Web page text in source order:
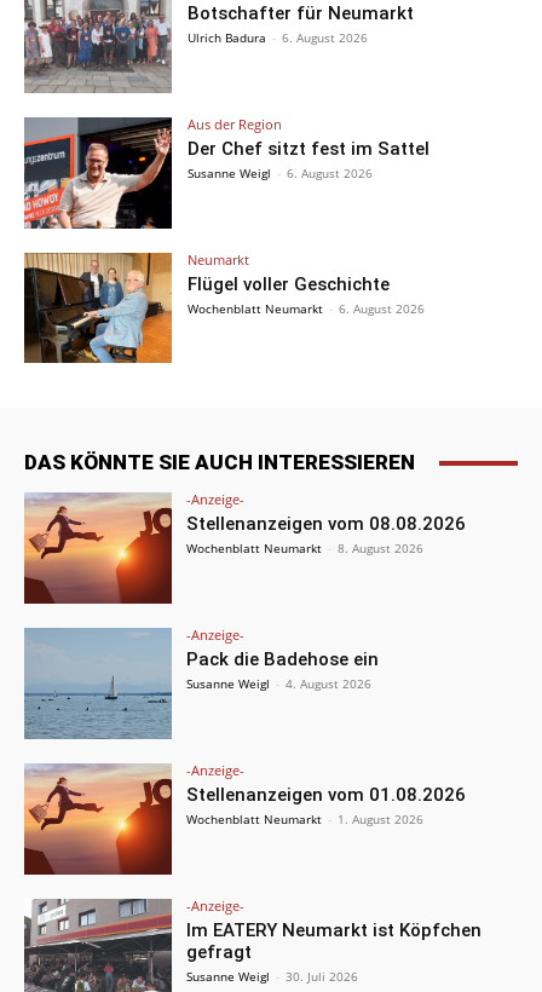
Botschafter für Neumarkt
Ulrich Badura - 6. August 2026
Aus der Region
Der Chef sitzt fest im Sattel
Susanne Weigl - 6. August 2026
Neumarkt
Flügel voller Geschichte
Wochenblatt Neumarkt - 6. August 2026
DAS KÖNNTE SIE AUCH INTERESSIEREN
-Anzeige-
Stellenanzeigen vom 08.08.2026
Wochenblatt Neumarkt - 8. August 2026
-Anzeige-
Pack die Badehose ein
Susanne Weigl - 4. August 2026
-Anzeige-
Stellenanzeigen vom 01.08.2026
Wochenblatt Neumarkt - 1. August 2026
-Anzeige-
Im EATERY Neumarkt ist Köpfchen
gefragt
Susanne Weigl - 30. Juli 2026